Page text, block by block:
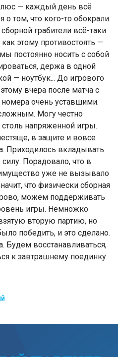
— каждый день всё
том, что кого-то обокрали.
грабители всё-таки
этому противостоять —
постоянно носить с собой
держа в одной
— ноутбук... До игрового
вчера после матча с
очень уставшими.
Могу честно
напряженной игры.
в защите и вовсе
Приходилось вкладывать
Порадовало, что в
уже не вызывало
что физически сборная
можем поддерживать
игры. Немножко
вторую партию, но
победить, и это сделано.
Будем восстанавливаться,
к завтрашнему поединку